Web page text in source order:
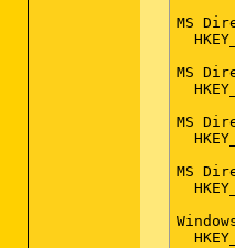
MS
MS
MS
MS